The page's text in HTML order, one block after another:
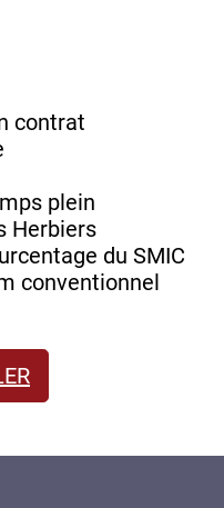
contrat
plein
Herbiers
du SMIC
conventionnel